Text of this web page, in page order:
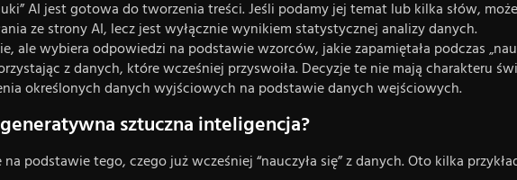
AI jest gotowa do tworzenia treści. Jeśli podamy jej temat lub kilka słów,
ze strony AI, lecz jest wyłącznie wynikiem statystycznej analizy danych.
ale wybiera odpowiedzi na podstawie wzorców, jakie zapamiętała podczas
z danych, które wcześniej przyswoiła. Decyzje te nie mają charakteru
określonych danych wyjściowych na podstawie danych wejściowych.
sztuczna inteligencja?
podstawie tego, czego już wcześniej “nauczyła się” z danych. Oto kilka